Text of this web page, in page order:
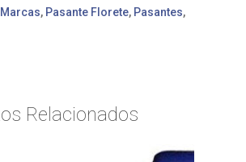
Marcas, Pasante Florete, Pasantes,
Relacionados